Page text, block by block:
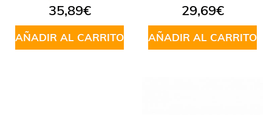
Valorado
en5.00de
5
35,89€
AÑADIR AL CARRITO
Valorado
en5.00de
5
29,69€
AÑADIR AL CARRITO